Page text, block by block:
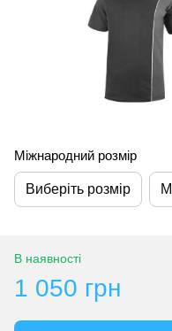
Міжнародний розмір
Виберіть розмір M
В наявності
1 050 грн